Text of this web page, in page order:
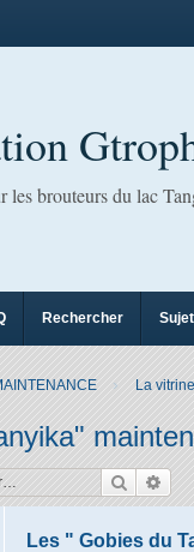
les brouteurs du lac
Rechercher
La
Les " Gobies du